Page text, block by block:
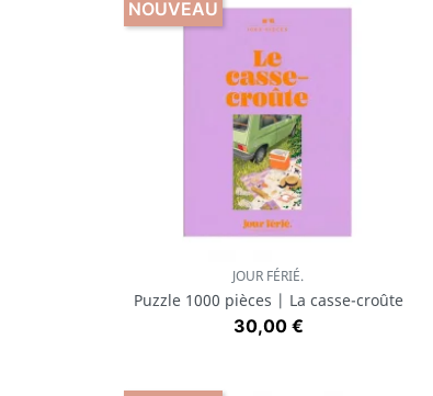
Aperçu rapide
JOUR FÉRIÉ.
Puzzle 1000 pièces | La casse-croûte
Prix
30,00 €
NOUVEAU